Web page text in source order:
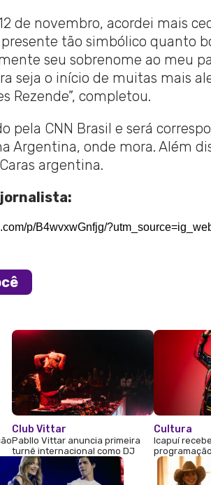
de novembro, acordei mais
tão simbólico quanto
seu sobrenome ao meu
seja o início de muitas mais
Rezende”, completou.
pela CNN Brasil e será
Argentina, onde mora. Além
argentina.
p/B4wvxwGnfjg/
Club Vittar
Pabllo Vittar anuncia primeira
turnê internacional como DJ
Cultura
Icapuí